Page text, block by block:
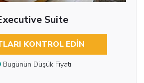
Suite
KONTROL EDIN
Bugünün Düşük Fiyatı